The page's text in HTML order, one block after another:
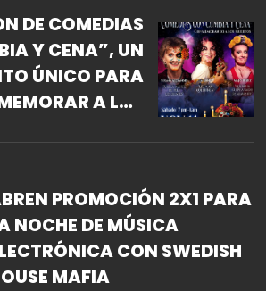
DE COMEDIAS
Y CENA”, UN
ÚNICO PARA
A LOS
PROMOCIÓN 2X1 PARA
NOCHE DE MÚSICA
CON SWEDISH
MAFIA